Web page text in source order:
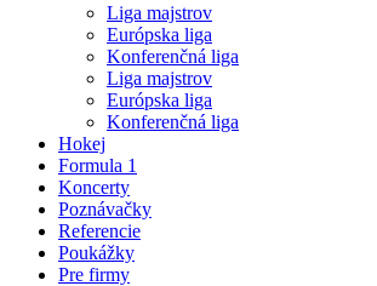
Liga majstrov
Európska liga
Konferenčná liga
Liga majstrov
Európska liga
Konferenčná liga
Hokej
Formula 1
Koncerty
Poznávačky
Referencie
Poukážky
Pre firmy